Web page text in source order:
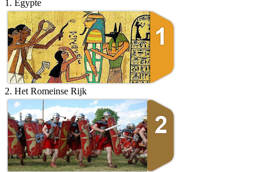
1. Egypte
2. Het Romeinse Rijk